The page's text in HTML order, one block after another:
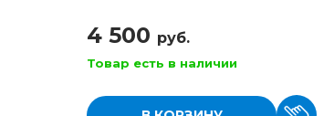
4 500 руб.
Товар есть в наличии